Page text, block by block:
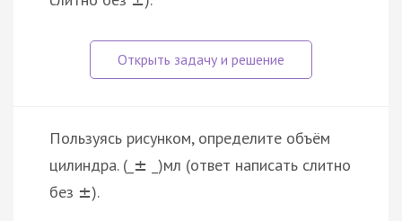
Пользуясь рисунком, определите объём
цилиндра. (_ ± _)мл (ответ написать слитно
без ±).